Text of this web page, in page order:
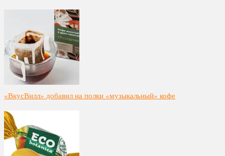
«ВкусВилл» добавил на полки «музыкальный» кофе